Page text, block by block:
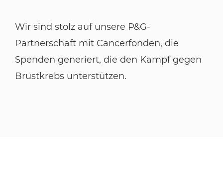
Wir sind stolz auf unsere P&G-
Partnerschaft mit Cancerfonden, die
Spenden generiert, die den Kampf gegen
Brustkrebs unterstützen.